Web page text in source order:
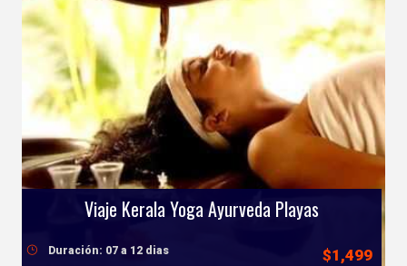
Viaje Kerala Yoga Ayurveda Playas
$1,499
Duración: 07 a 12 dias